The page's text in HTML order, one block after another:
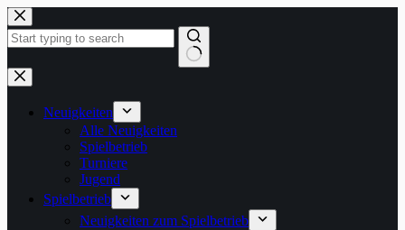
Zum
Inhalt
springen
Keine
Ergebnisse
Neuigkeiten
Alle Neuigkeiten
Spielbetrieb
Turniere
Jugend
Spielbetrieb
Neuigkeiten zum Spielbetrieb